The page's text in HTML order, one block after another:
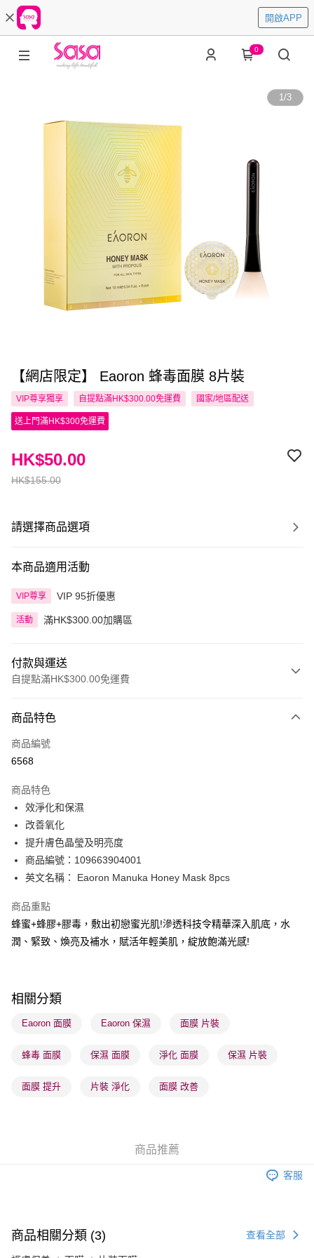
開啟APP
0
1/3
【網店限定】 Eaoron 蜂毒面膜 8片裝
VIP尊享獨享 自提點滿HK$300.00免運費 國家/地區配送
送上門滿HK$300免運費
HK$155.00
HK$50.00
請選擇商品選項
本商品適用活動
VIP尊享 VIP 95折優惠
活動 滿HK$300.00加購區
付款與運送
自提點滿HK$300.00免運費
信用卡
Apple Pay
PayMe
WeChat Pay
BoC Pay
順豐自助櫃 - 確認發貨後1-3個工作天送達
每筆HK$65.00，滿HK$300.00或以上免運費
確認發貨後1-3 工作天送達，訂單將隨機分配至SF順豐速運或京東
物流公司進行物流配送
取。逾期會取消訂單，並不會安排重寄
取。逾期會取消訂單，並不會安排重寄
商品特色
商品編號
6568
商品特色
效淨化和保濕
改善氧化
提升膚色晶瑩及明亮度
商品編號：109663904001
英文名稱： Eaoron Manuka Honey Mask 8pcs
商品重點
蜂蜜+蜂膠+膠毒，敷出初戀蜜光肌!滲透科技令精華深入肌底，水
潤、緊致、煥亮及補水，賦活年輕美肌，綻放飽滿光感!
相關分類
Eaoron 面膜 Eaoron 保濕 面膜 片裝
蜂毒 面膜 保濕 面膜 淨化 面膜 保濕 片裝
面膜 提升 片裝 淨化 面膜 改善
商品推薦
客服
商品相關分類 (3) 查看全部